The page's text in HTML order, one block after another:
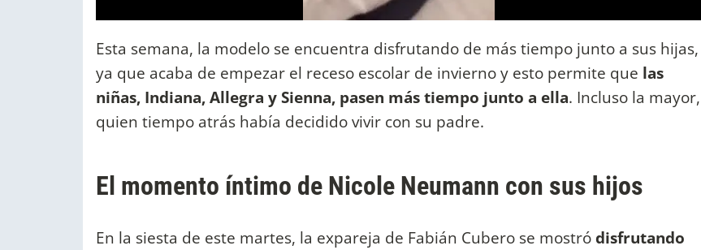
Esta semana, la modelo se encuentra disfrutando de más tiempo junto a sus hijas,
ya que acaba de empezar el receso escolar de invierno y esto permite que las
niñas, Indiana, Allegra y Sienna, pasen más tiempo junto a ella. Incluso la mayor,
quien tiempo atrás había decidido vivir con su padre.
El momento íntimo de Nicole Neumann con sus hijos
En la siesta de este martes, la expareja de Fabián Cubero se mostródisfrutando